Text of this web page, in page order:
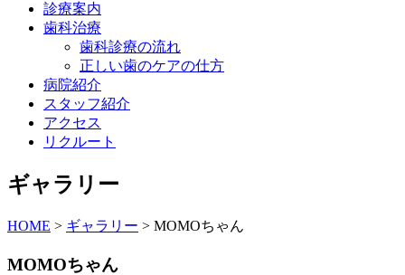
診療案内
歯科治療
歯科診療の流れ
正しい歯のケアの仕方
病院紹介
スタッフ紹介
アクセス
リクルート
ギャラリー
HOME > ギャラリー > MOMOちゃん
MOMOちゃん